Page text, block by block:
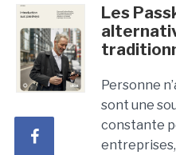
Les
Personne
sont une
constante